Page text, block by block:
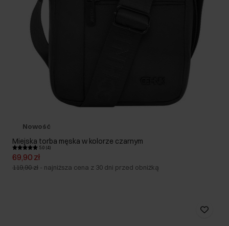
Nowość
Miejska torba męska w kolorze czarnym
5.0 (4)
69,90 zł
119,90 zł - najniższa cena z 30 dni przed obniżką